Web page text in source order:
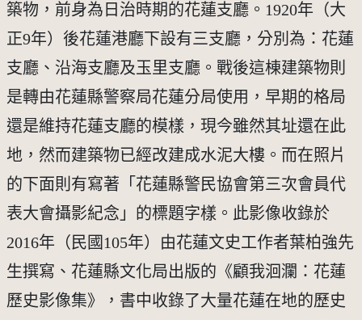
築物，前身為日治時期的花蓮支廳。1920年（大
正9年）後花蓮港廳下設有三支廳，分別為：花蓮
支廳、沿海支廳及玉里支廳。戰後這棟建築物則
是轉由花蓮縣警察局花蓮分局使用，早期的格局
還是維持花蓮支廳的模樣，現今雖然其址還在此
地，然而建築物已經改建成水泥大樓。而在照片
的下面則有寫著「花蓮縣警民協會第三次會員代
表大會攝影紀念」的標題字樣。此影像收錄於
2016年（民國105年）由花蓮文史工作者葉柏強先
生撰寫、花蓮縣文化局出版的《顧我洄瀾：花蓮
歷史影像集》，書中收錄了大量花蓮在地的歷史